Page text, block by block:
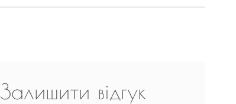
Залишити відгук